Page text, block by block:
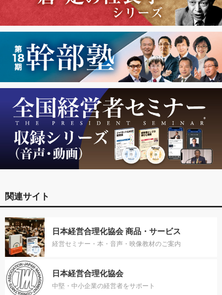
関連サイト
日本経営合理化協会 商品・サービス
経営セミナー・本・音声・映像教材のご案内
日本経営合理化協会
中堅・中小企業の経営者をサポート